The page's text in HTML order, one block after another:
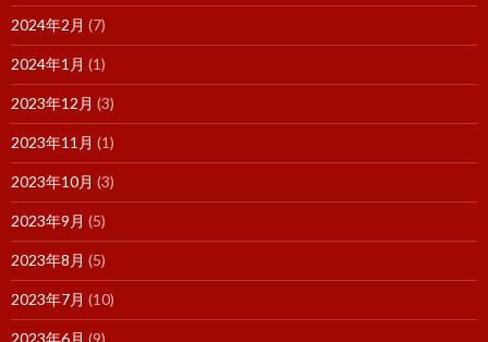
2024年2月 (7)
2024年1月 (1)
2023年12月 (3)
2023年11月 (1)
2023年10月 (3)
2023年9月 (5)
2023年8月 (5)
2023年7月 (10)
2023年6月 (9)